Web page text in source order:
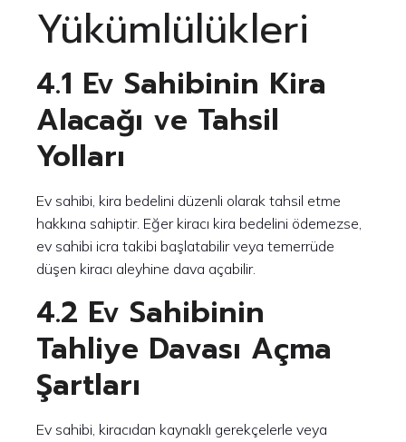
Yükümlülükleri
4.1 Ev Sahibinin Kira
Alacağı ve Tahsil
Yolları
Ev sahibi, kira bedelini düzenli olarak tahsil etme
hakkına sahiptir. Eğer kiracı kira bedelini ödemezse,
ev sahibi icra takibi başlatabilir veya temerrüde
düşen kiracı aleyhine dava açabilir.
4.2 Ev Sahibinin
Tahliye Davası Açma
Şartları
Ev sahibi, kiracıdan kaynaklı gerekçelerle veya